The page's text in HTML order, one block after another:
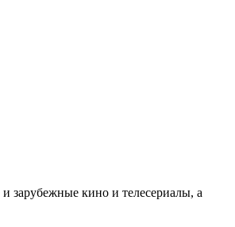
зарубежные кино и телесериалы, а